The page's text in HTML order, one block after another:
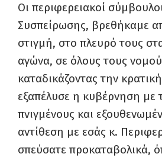
Οι περιφερειακοί
Συσπείρωσης, βρεθήκαμε
στιγμή, στο πλευρό τους
αγώνα, σε όλους τους
καταδικάζοντας την
εξαπέλυσε η κυβέρνηση με
πνιγμένους και
αντίθεση με εσάς κ.
σπεύσατε προκαταβολικά,